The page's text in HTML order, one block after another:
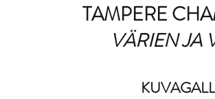
TAMPERE
VÄRIEN JA